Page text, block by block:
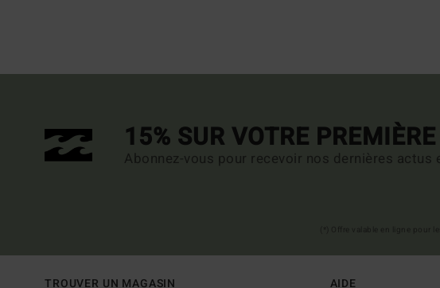
15% SUR VOTRE
Abonnez-vous pour recevoir nos dernières
TROUVER UN MAGASIN AIDE